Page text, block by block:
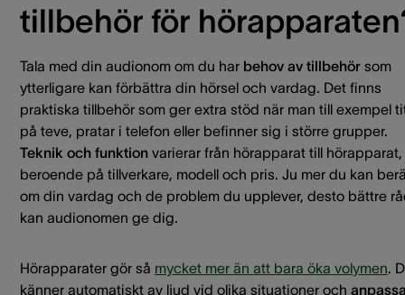
tillbehör för
Tala med din audionom om du har behov av tillbehör som
ytterligare kan förbättra din hörsel och vardag. Det finns
praktiska tillbehör som ger extra stöd när man till exempel
på teve, pratar i telefon eller befinner sig i större grupper.
Teknik och funktion varierar från hörapparat till hörapparat,
beroende på tillverkare, modell och pris. Ju mer du kan
om din vardag och de problem du upplever, desto bättre
kan audionomen ge dig.
Hörapparater gör så mycket mer än att bara öka volymen.
känner automatiskt av ljud vid olika situationer och